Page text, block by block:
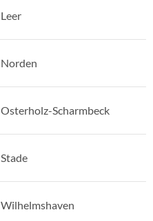
Leer
Norden
Osterholz-Scharmbeck
Stade
Wilhelmshaven